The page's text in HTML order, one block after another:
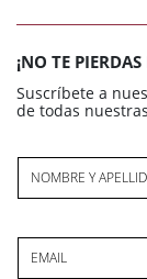
¡NO TE
Suscríbete a
de todas
NOMBRE Y
EMAIL